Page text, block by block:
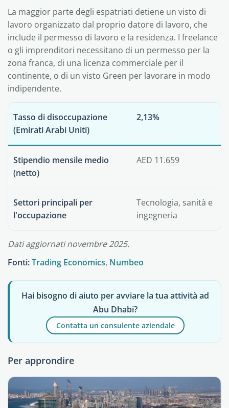
La maggior parte degli espatriati detiene un visto di
lavoro organizzato dal proprio datore di lavoro, che
include il permesso di lavoro e la residenza. I freelance
o gli imprenditori necessitano di un permesso per la
zona franca, di una licenza commerciale per il
continente, o di un visto Green per lavorare in modo
indipendente.
Tasso di disoccupazione
(Emirati Arabi Uniti)
2,13%
Stipendio mensile medio
(netto)
AED 11.659
Settori principali per
l'occupazione
Tecnologia, sanità e
ingegneria
Dati aggiornati novembre 2025.
Fonti:Trading Economics, Numbeo
Hai bisogno di aiuto per avviare la tua attività ad
Abu Dhabi?
Contatta un consulente aziendale
Per approndire